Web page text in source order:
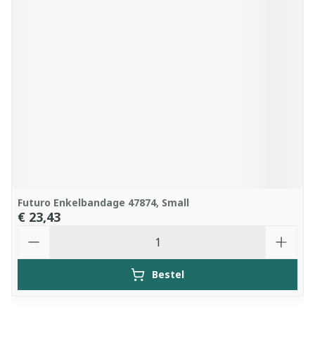
Futuro Enkelbandage 47874, Small
€ 23,43
Bestel